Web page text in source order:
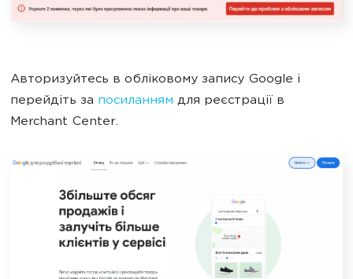
Авторизуйтесь в обліковому запису Google і
перейдіть за посиланням для реєстрації в
Merchant Center.